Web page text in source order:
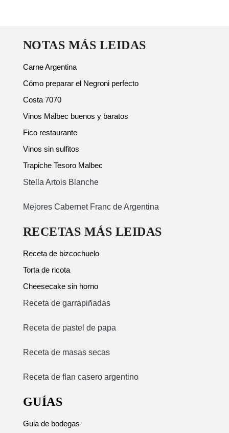
NOTAS MÁS LEIDAS
Carne Argentina
Cómo preparar el Negroni perfecto
Costa 7070
Vinos Malbec buenos y baratos
Fico restaurante
Vinos sin sulfitos
Trapiche Tesoro Malbec
Stella Artois Blanche
Mejores Cabernet Franc de Argentina
RECETAS MÁS LEIDAS
Receta de bizcochuelo
Torta de ricota
Cheesecake sin horno
Receta de garrapiñadas
Receta de pastel de papa
Receta de masas secas
Receta de flan casero argentino
GUÍAS
Guia de bodegas